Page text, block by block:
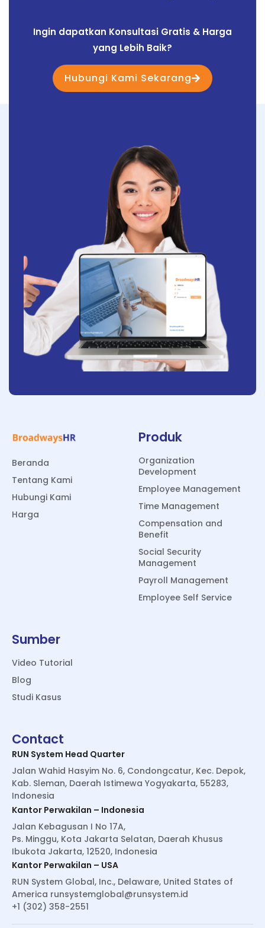
Ingin dapatkan Konsultasi Gratis & Harga
yang Lebih Baik?
Hubungi Kami Sekarang
Beranda
Tentang Kami
Hubungi Kami
Harga
Produk
Organization
Development
Employee Management
Time Management
Compensation and
Benefit
Social Security
Management
Payroll Management
Employee Self Service
Sumber
Video Tutorial
Blog
Studi Kasus
Contact
RUN System Head Quarter
Jalan Wahid Hasyim No. 6, Condongcatur, Kec. Depok,
Kab. Sleman, Daerah Istimewa Yogyakarta, 55283,
Indonesia
Kantor Perwakilan – Indonesia
Jalan Kebagusan I No 17A,
Ps. Minggu, Kota Jakarta Selatan, Daerah Khusus
Ibukota Jakarta, 12520, Indonesia
Kantor Perwakilan – USA
RUN System Global, Inc., Delaware, United States of
America runsystemglobal@runsystem.id
+1 (302) 358-2551